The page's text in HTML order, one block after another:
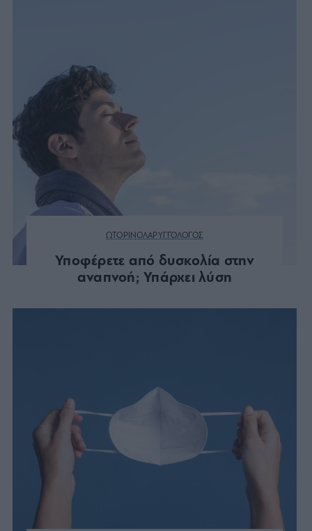
ΩΤΟΡΙΝΟΛΑΡΥΓΓΟΛΟΓΟΣ
Υποφέρετε από δυσκολία στην
αναπνοή; Υπάρχει λύση